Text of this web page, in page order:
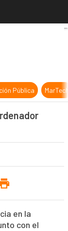
visita el
Pública
en la
con el